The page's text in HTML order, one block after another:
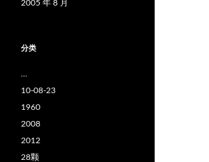
2005 年 8 月
分类
…
10-08-23
1960
2008
2012
28颗